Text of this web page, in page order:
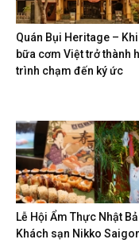
Quán Bụi Heritage –
bữa cơm Việt trở thành
trình chạm đến ký ức
Lễ Hội Ẩm Thực Nhật
Khách sạn Nikko